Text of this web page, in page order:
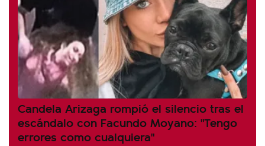
Candela Arizaga rompió el silencio tras el
escándalo con Facundo Moyano: "Tengo
errores como cualquiera"